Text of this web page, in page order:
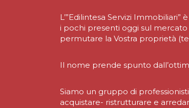
L’”Edilintesa Servizi
i pochi presenti oggi sul
permutare la Vostra proprietà
Il nome prende spunto
Siamo un gruppo di
acquistare- ristrutturare e